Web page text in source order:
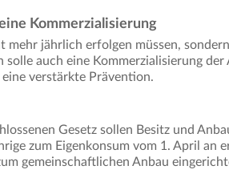
Kommerzialisierung
mehr jährlich erfolgen müssen,
solle auch eine Kommerzialisierung der
verstärkte Prävention.
Gesetz sollen Besitz und
zum Eigenkonsum vom 1. April an
gemeinschaftlichen Anbau